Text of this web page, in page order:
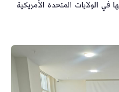
في الولايات المتحدة الأمريكية